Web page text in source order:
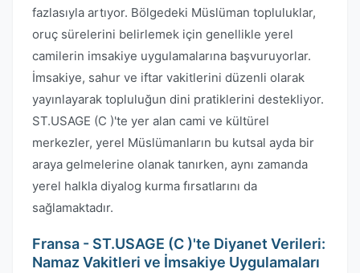
fazlasıyla artıyor. Bölgedeki Müslüman topluluklar,
oruç sürelerini belirlemek için genellikle yerel
camilerin imsakiye uygulamalarına başvuruyorlar.
İmsakiye, sahur ve iftar vakitlerini düzenli olarak
yayınlayarak topluluğun dini pratiklerini destekliyor.
ST.USAGE (C )'te yer alan cami ve kültürel
merkezler, yerel Müslümanların bu kutsal ayda bir
araya gelmelerine olanak tanırken, aynı zamanda
yerel halkla diyalog kurma fırsatlarını da
sağlamaktadır.
Fransa - ST.USAGE (C )'te Diyanet Verileri:
Namaz Vakitleri ve İmsakiye Uygulamaları